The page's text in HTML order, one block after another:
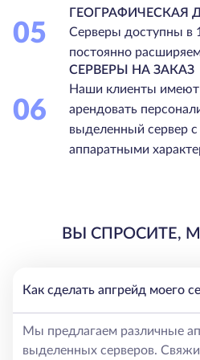
05
ГЕОГРАФИЧЕСКАЯ
Серверы доступны в
постоянно
06
СЕРВЕРЫ НА ЗАКАЗ
Наши клиенты
арендовать
выделенный сервер
аппаратными
ВЫ СПРОСИТЕ,
Как сделать апгрейд моего
Мы предлагаем различные
выделенных серверов.